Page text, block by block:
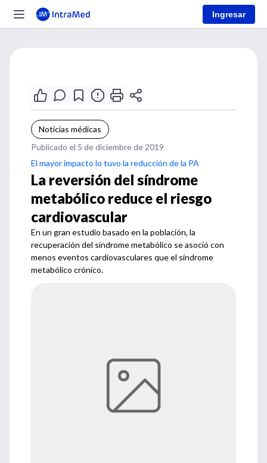
Ingresar
Noticias médicas
Publicado el 5 de diciembre de 2019
El mayor impacto lo tuvo la reducción de la PA
La reversión del síndrome
metabólico reduce el riesgo
cardiovascular
En un gran estudio basado en la población, la
recuperación del síndrome metabólico se asoció con
menos eventos cardiovasculares que el síndrome
metabólico crónico.